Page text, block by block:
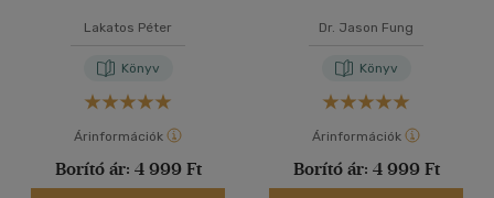
Lakatos Péter
Könyv
Árinformációk
Borító ár: 4 999 Ft
Dr. Jason Fung
Könyv
Árinformációk
Borító ár: 4 999 Ft